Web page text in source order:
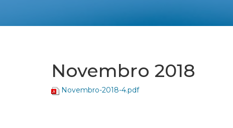
Novembro 2018
Novembro-2018-4.pdf